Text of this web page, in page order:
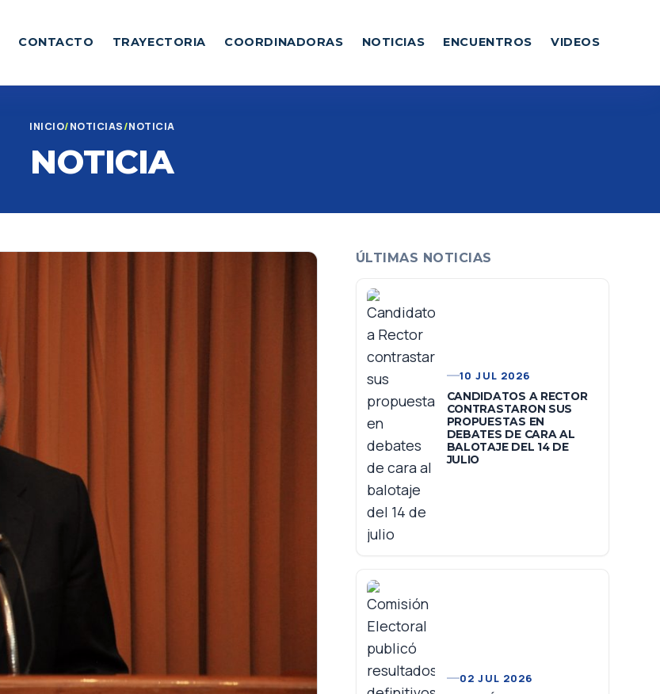
CONTACTO TRAYECTORIA COORDINADORAS NOTICIAS ENCUENTROS VIDEOS
INICIO NOTICIAS NOTICIA
NOTICIA
ÚLTIMAS NOTICIAS
10 JUL 2026
CANDIDATOS A RECTOR
CONTRASTARON SUS
PROPUESTAS EN
DEBATES DE CARA AL
BALOTAJE DEL 14 DE
JULIO
02 JUL 2026